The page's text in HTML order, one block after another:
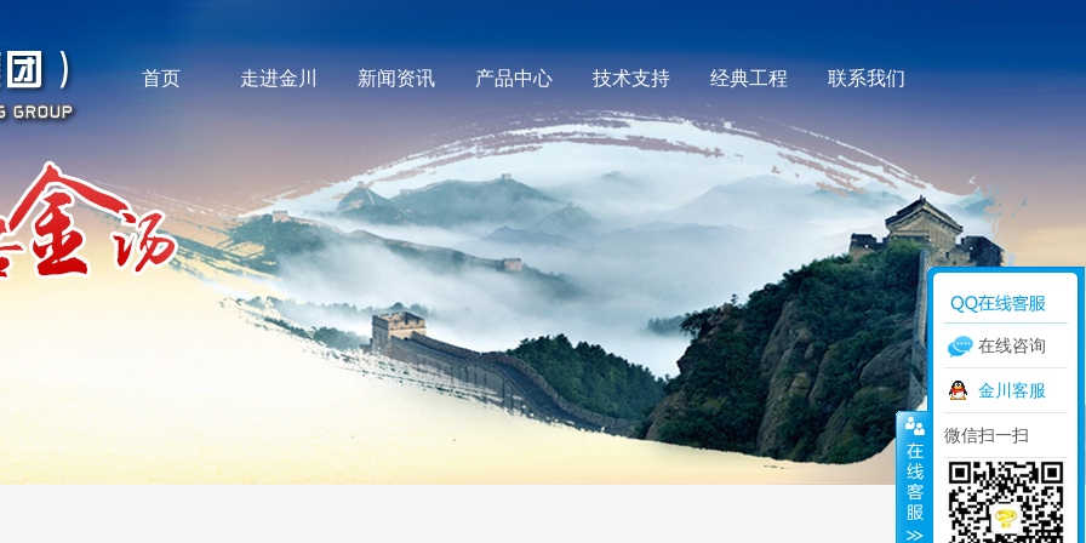
首页 走进金川 新闻资讯 产品中心 技术支持 经典工程 联系我们
在线咨询
金川客服
微信扫一扫